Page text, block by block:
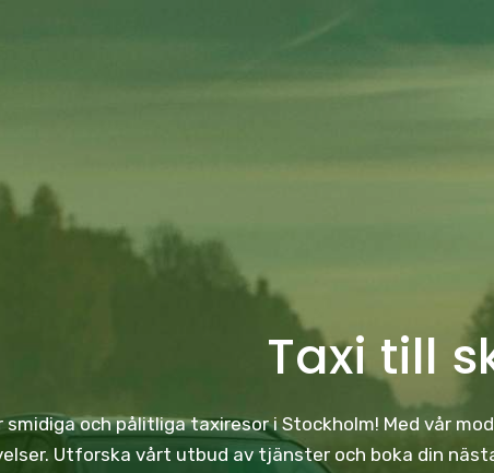
Taxi till
smidiga och pålitliga taxiresor i Stockholm! Med vår
Utforska vårt utbud av tjänster och boka din